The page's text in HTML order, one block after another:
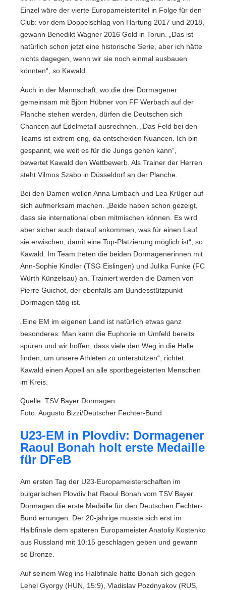
Einzel wäre der vierte Europameistertitel in Folge für den
Club: vor dem Doppelschlag von Hartung 2017 und 2018,
gewann Benedikt Wagner 2016 Gold in Torun. „Das ist
natürlich schon jetzt eine historische Serie, aber ich hätte
nichts dagegen, wenn wir sie noch einmal ausbauen
könnten“, so Kawald.
Auch in der Mannschaft, wo die drei Dormagener
gemeinsam mit Björn Hübner von FF Werbach auf der
Planche stehen werden, dürfen die Deutschen sich
Chancen auf Edelmetall ausrechnen. „Das Feld bei den
Teams ist extrem eng, da entscheiden Nuancen. Ich bin
gespannt, wie weit es für die Jungs gehen kann“,
bewertet Kawald den Wettbewerb. Als Trainer der Herren
steht Vilmos Szabo in Düsseldorf an der Planche.
Bei den Damen wollen Anna Limbach und Lea Krüger auf
sich aufmerksam machen. „Beide haben schon gezeigt,
dass sie international oben mitmischen können. Es wird
aber sicher auch darauf ankommen, was für einen Lauf
sie erwischen, damit eine Top-Platzierung möglich ist“, so
Kawald. Im Team treten die beiden Dormagenerinnen mit
Ann-Sophie Kindler (TSG Eislingen) und Julika Funke (FC
Würth Künzelsau) an. Trainiert werden die Damen von
Pierre Guichot, der ebenfalls am Bundesstützpunkt
Dormagen tätig ist.
„Eine EM im eigenen Land ist natürlich etwas ganz
besonderes. Man kann die Euphorie im Umfeld bereits
spüren und wir hoffen, dass viele den Weg in die Halle
finden, um unsere Athleten zu unterstützen“, richtet
Kawald einen Appell an alle sportbegeisterten Menschen
im Kreis.
Quelle: TSV Bayer Dormagen
Foto: Augusto Bizzi/Deutscher Fechter-Bund
U23-EM in Plovdiv: Dormagener
Raoul Bonah holt erste Medaille
für DFeB
Am ersten Tag der U23-Europameisterschaften im
bulgarischen Plovdiv hat Raoul Bonah vom TSV Bayer
Dormagen die erste Medaille für den Deutschen Fechter-
Bund errungen. Der 20-jährige musste sich erst im
Halbfinale dem späteren Europameister Anatoliy Kostenko
aus Russland mit 10:15 geschlagen geben und gewann
so Bronze.
Auf seinem Weg ins Halbfinale hatte Bonah sich gegen
Lehel Gyorgy (HUN, 15:9), Vladislav Pozdnyakov (RUS,